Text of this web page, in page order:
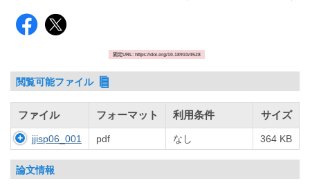
固定URL: https://doi.org/10.18910/4528
閲覧可能ファイル
ファイル フォーマット 利用条件 サイズ
jjisp06_001 pdf なし 364 KB
論文情報